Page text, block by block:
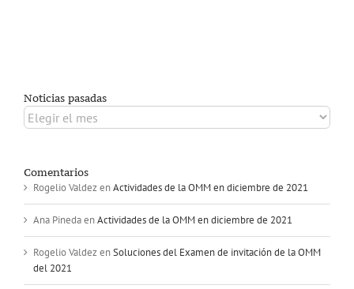
Noticias pasadas
Noticias
pasadas
Comentarios
Rogelio ValdezenActividades de la OMM en diciembre de 2021
Ana PinedaenActividades de la OMM en diciembre de 2021
Rogelio ValdezenSoluciones del Examen de invitación de la OMM
del 2021